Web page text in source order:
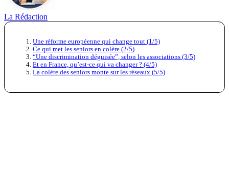
La Rédaction
Une réforme européenne qui change tout (1/5)
Ce qui met les seniors en colère (2/5)
“Une discrimination déguisée”, selon les associations (3/5)
Et en France, qu’est-ce qui va changer ? (4/5)
La colère des seniors monte sur les réseaux (5/5)